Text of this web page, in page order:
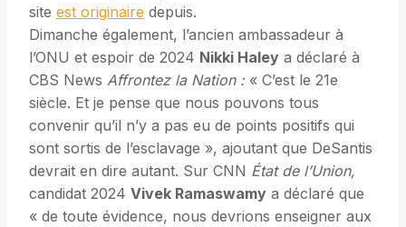
site est originaire depuis.
Dimanche également, l’ancien ambassadeur à
l’ONU et espoir de 2024 Nikki Haley a déclaré à
CBS News Affrontez la Nation :« C’est le 21e
siècle. Et je pense que nous pouvons tous
convenir qu’il n’y a pas eu de points positifs qui
sont sortis de l’esclavage », ajoutant que DeSantis
devrait en dire autant. Sur CNN État de l’Union,
candidat 2024 Vivek Ramaswamy a déclaré que
« de toute évidence, nous devrions enseigner aux